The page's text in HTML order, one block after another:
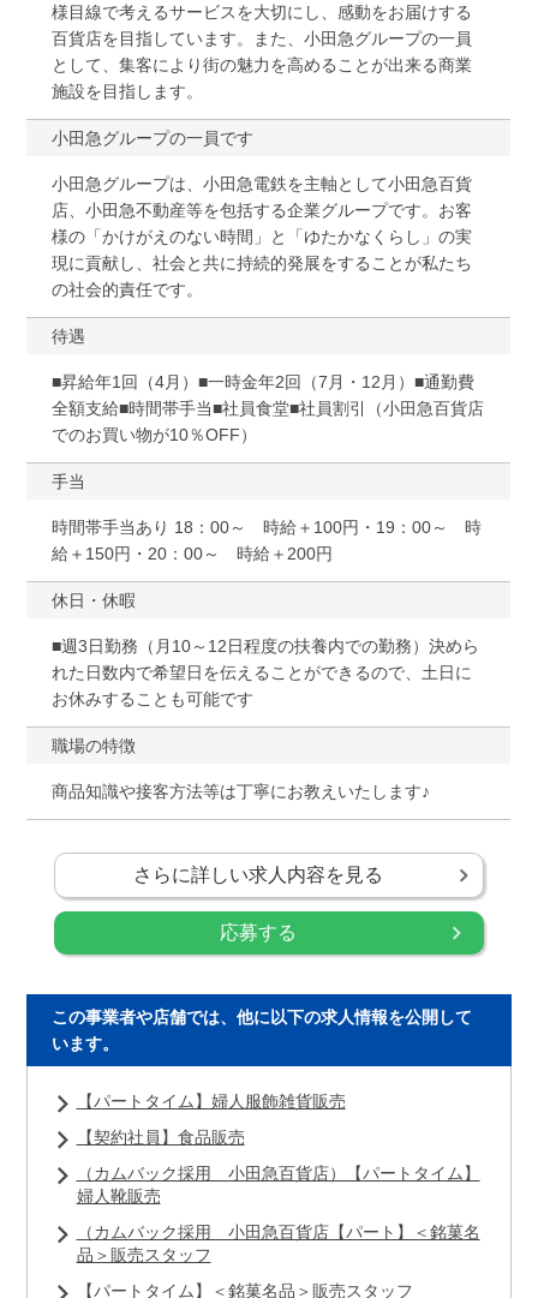
様目線で考えるサービスを大切にし、感動をお届けする
百貨店を目指しています。また、小田急グループの一員
として、集客により街の魅力を高めることが出来る商業
施設を目指します。
小田急グループの一員です
小田急グループは、小田急電鉄を主軸として小田急百貨
店、小田急不動産等を包括する企業グループです。お客
様の「かけがえのない時間」と「ゆたかなくらし」の実
現に貢献し、社会と共に持続的発展をすることが私たち
の社会的責任です。
待遇
■昇給年1回（4月）■一時金年2回（7月・12月）■通勤費
全額支給■時間帯手当■社員食堂■社員割引（小田急百貨店
でのお買い物が10％OFF）
手当
時間帯手当あり 18：00～ 時給＋100円・19：00～ 時
給＋150円・20：00～ 時給＋200円
休日・休暇
■週3日勤務（月10～12日程度の扶養内での勤務）決めら
れた日数内で希望日を伝えることができるので、土日に
お休みすることも可能です
職場の特徴
商品知識や接客方法等は丁寧にお教えいたします♪
さらに詳しい求人内容を見る
応募する
この事業者や店舗では、他に以下の求人情報を公開して
います。
【パートタイム】婦人服飾雑貨販売
【契約社員】食品販売
（カムバック採用 小田急百貨店）【パートタイム】
婦人靴販売
（カムバック採用 小田急百貨店【パート】＜銘菓名
品＞販売スタッフ
【パートタイム】＜銘菓名品＞販売スタッフ